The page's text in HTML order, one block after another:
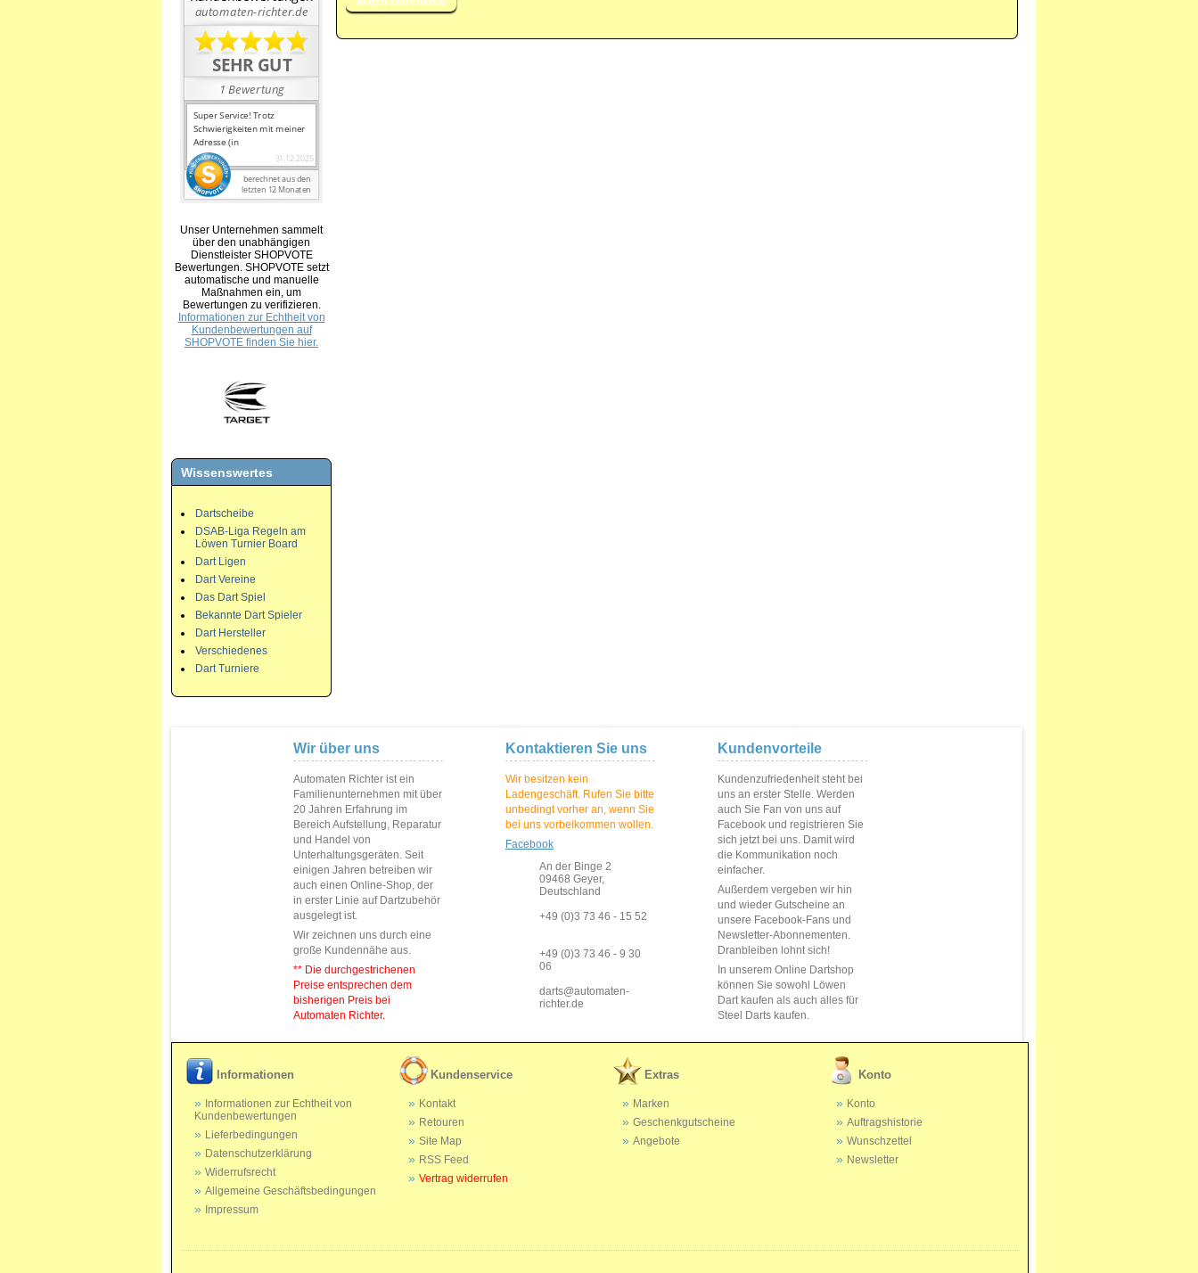
Unser Unternehmen sammelt
über den unabhängigen
Dienstleister SHOPVOTE
Bewertungen. SHOPVOTE setzt
automatische und manuelle
Maßnahmen ein, um
Bewertungen zu verifizieren.
Informationen zur Echtheit von
Kundenbewertungen auf
SHOPVOTE finden Sie hier.
Wissenswertes
Dartscheibe
DSAB-Liga Regeln am
Löwen Turnier Board
Dart Ligen
Dart Vereine
Das Dart Spiel
Bekannte Dart Spieler
Dart Hersteller
Verschiedenes
Dart Turniere
Wir über uns
Automaten Richter ist ein
Familienunternehmen mit über
20 Jahren Erfahrung im
Bereich Aufstellung, Reparatur
und Handel von
Unterhaltungsgeräten. Seit
einigen Jahren betreiben wir
auch einen Online-Shop, der
in erster Linie auf Dartzubehör
ausgelegt ist.
Wir zeichnen uns durch eine
große Kundennähe aus.
** Die durchgestrichenen
Preise entsprechen dem
bisherigen Preis bei
Automaten Richter.
Kontaktieren Sie uns
Wir besitzen kein
Ladengeschäft. Rufen Sie bitte
unbedingt vorher an, wenn Sie
bei uns vorbeikommen wollen.
Facebook
An der Binge 2
09468 Geyer,
Deutschland
+49 (0)3 73 46 - 15 52
+49 (0)3 73 46 - 9 30
06
darts@automaten-
richter.de
Kundenvorteile
Kundenzufriedenheit steht bei
uns an erster Stelle. Werden
auch Sie Fan von uns auf
Facebook und registrieren Sie
sich jetzt bei uns. Damit wird
die Kommunikation noch
einfacher.
Außerdem vergeben wir hin
und wieder Gutscheine an
unsere Facebook-Fans und
Newsletter-Abonnementen.
Dranbleiben lohnt sich!
In unserem Online Dartshop
können Sie sowohl Löwen
Dart kaufen als auch alles für
Steel Darts kaufen.
Informationen
Informationen zur Echtheit von
Kundenbewertungen
Lieferbedingungen
Datenschutzerklärung
Widerrufsrecht
Allgemeine Geschäftsbedingungen
Impressum
Kundenservice
Kontakt
Retouren
Site Map
RSS Feed
Vertrag widerrufen
Extras
Marken
Geschenkgutscheine
Angebote
Konto
Konto
Auftragshistorie
Wunschzettel
Newsletter